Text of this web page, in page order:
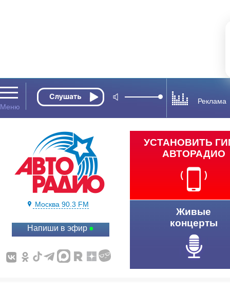
Реклама
Москва 90.3 FM
Напиши в эфир
УСТАНОВИТЬ
АВТОРАДИО
Живые
концерты